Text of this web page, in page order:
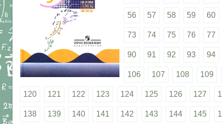
56 57 58 59 60
73 74 75 76 77
90 91 92 93 94
106 107 108 109
120 121 122 123 124 125 126 127
138 139 140 141 142 143 144 145